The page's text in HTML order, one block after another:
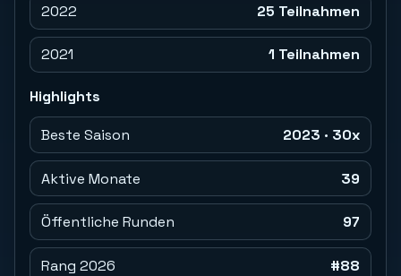
2022 25 Teilnahmen
2021 1 Teilnahmen
Highlights
Beste Saison 2023 · 30x
Aktive Monate 39
Öffentliche Runden 97
Rang 2026 #88